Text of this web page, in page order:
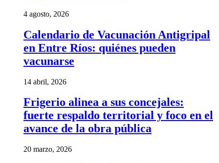
4 agosto, 2026
Calendario de Vacunación Antigripal
en Entre Ríos: quiénes pueden
vacunarse
14 abril, 2026
Frigerio alinea a sus concejales:
fuerte respaldo territorial y foco en el
avance de la obra pública
20 marzo, 2026